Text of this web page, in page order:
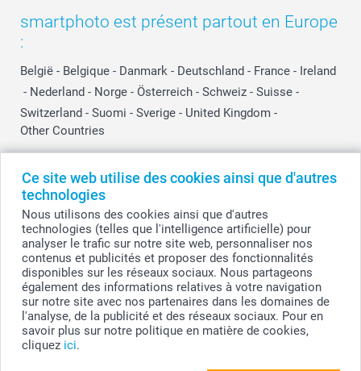
Ce site web utilise des cookies ainsi que d'autres
technologies
Nous utilisons des cookies ainsi que d'autres
technologies (telles que l'intelligence artificielle) pour
analyser le trafic sur notre site web, personnaliser nos
contenus et publicités et proposer des fonctionnalités
disponibles sur les réseaux sociaux. Nous partageons
également des informations relatives à votre navigation
sur notre site avec nos partenaires dans les domaines de
l'analyse, de la publicité et des réseaux sociaux. Pour en
savoir plus sur notre politique en matière de cookies,
cliquez ici.
smartphoto est présent partout en Europe
:
België - Belgique - Danmark - Deutschland - France - Ireland
- Nederland - Norge - Österreich - Schweiz - Suisse -
Switzerland - Suomi - Sverige - United Kingdom -
Other Countries
© smartphoto group. Tous droits réservés
smartphoto group SA.
Siège social : Kwatrechtsteenweg 160, 9230 Wetteren, Belgique
Numéro de TVA BE 0405.706.755
Numéro d'entreprise 0405.706.755.
Coordonnées bancaires: IBAN BE71 2850 2711 5569 - BIC: GEBABEBB
Tous les prix sont en EURO (€), TVA incluse et hors frais de port.